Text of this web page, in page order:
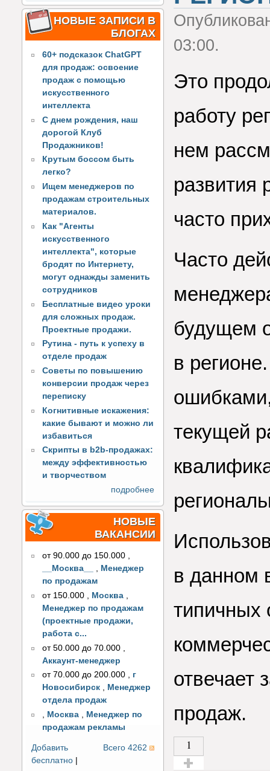
НОВЫЕ ЗАПИСИ В
БЛОГАХ
60+ подсказок ChatGPT
для продаж: освоение
продаж с помощью
искусственного
интеллекта
С днем рождения, наш
дорогой Клуб
Продажников!
Крутым боссом быть
легко?
Ищем менеджеров по
продажам строительных
материалов.
Как "Агенты
искусственного
интеллекта", которые
бродят по Интернету,
могут однажды заменить
сотрудников
Бесплатные видео уроки
для сложных продаж.
Проектные продажи.
Рутина - путь к успеху в
отделе продаж
Советы по повышению
конверсии продаж через
переписку
Когнитивные искажения:
какие бывают и можно ли
избавиться
Скрипты в b2b-продажах:
между эффективностью
и творчеством
подробнее
НОВЫЕ
ВАКАНСИИ
от 90.000 до 150.000 ,
__Москва__
, Менеджер
по продажам
от 150.000
Москва
Менеджер по продажам
(проектные продажи,
работа с...
от 50.000 до 70.000
Аккаунт-менеджер
от 70.000 до 200.000 , г
Новосибирск , Менеджер
отдела продаж
, Москва , Менеджер по
продажам рекламы
Всего 4262
Добавить
бесплатно
03:00.
Это
работу
нем
развития
часто
Часто
будущем
в
текущей
в данном
типичных
отвечает
продаж.
1